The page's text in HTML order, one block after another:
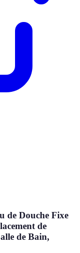
de Douche Fixe
de
de Bain,